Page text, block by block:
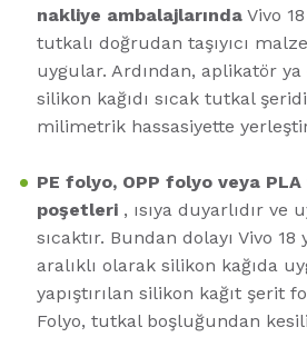
nakliye ambalajlarında Vivo
tutkalı doğrudan taşıyıcı
uygular. Ardından, aplikatör
silikon kağıdı sıcak tutkal
milimetrik hassasiyette
PE folyo, OPP folyo veya
poşetleri , ısıya duyarlıdır ve
sıcaktır. Bundan dolayı Vivo
aralıklı olarak silikon kağıda
yapıştırılan silikon kağıt şerit
Folyo, tutkal boşluğundan